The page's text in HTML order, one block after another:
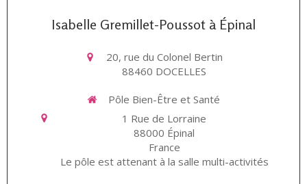
Isabelle Gremillet-Poussot à Épinal
20, rue du Colonel Bertin
88460 DOCELLES
Pôle Bien-Être et Santé
1 Rue de Lorraine
88000 Épinal
France
Le pôle est attenant à la salle multi-activités